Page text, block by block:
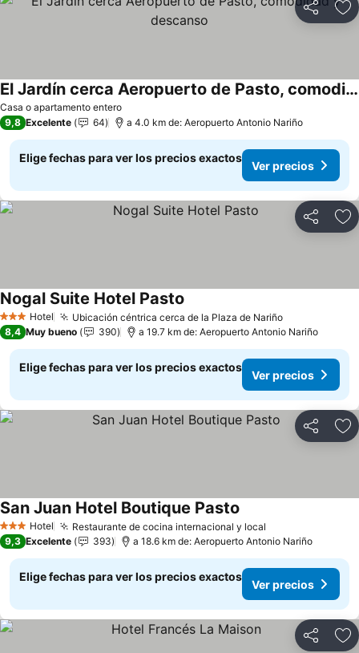
Compartir
Casa o apartamento entero
El Jardín cerca Aeropuerto de Pasto, comodidad y descanso
Ver precios
9,8 Excelente 64 a 4.0 km de: Aeropuerto Antonio Nariño
Elige fechas para ver los precios exactos
Ver precios
Compartir
3 Estrellas
Hotel Ubicación céntrica cerca de la Plaza de NariñoVer precios
Nogal Suite Hotel Pasto
8,4 Muy bueno 390 a 19.7 km de: Aeropuerto Antonio Nariño
Elige fechas para ver los precios exactos
Ver precios
Compartir
3 Estrellas
Hotel Restaurante de cocina internacional y local
San Juan Hotel Boutique Pasto
9,3 Excelente 393 a 18.6 km de: Aeropuerto Antonio Nariño
Elige fechas para ver los precios exactos
Ver precios
Compartir